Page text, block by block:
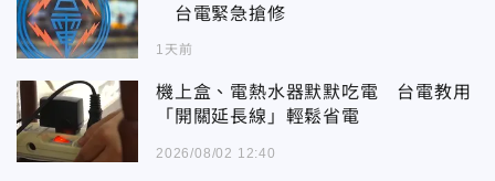
台電緊急搶修
1天前
機上盒、電熱水器默默吃電 台電教用
「開關延長線」輕鬆省電
2026/08/02 12:40